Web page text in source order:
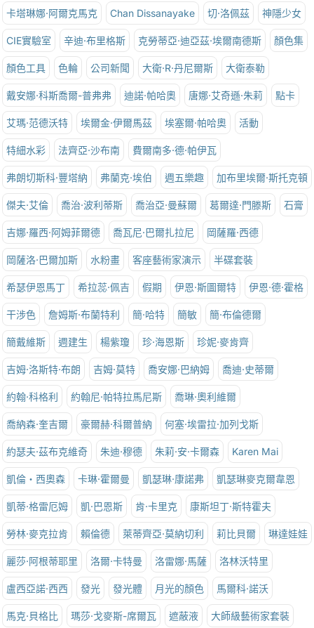
卡塔琳娜·阿爾克馬克 Chan Dissanayake 切·洛佩茲 神隱少女
CIE實驗室 辛迪·布里格斯 克勞蒂亞·迪亞茲·埃爾南德斯 顏色集
顏色工具 色輪 公司新聞 大衛·R·丹尼爾斯 大衛泰勒
戴安娜·科斯喬爾-普弗弗 迪諾·帕哈奧 唐娜·艾奇遜·朱莉 點卡
艾瑪·范德沃特 埃爾金·伊爾馬茲 埃塞爾·帕哈奧 活動
特細水彩 法齊亞·沙布南 費爾南多·德·帕伊瓦
弗朗切斯科·豐塔納 弗蘭克·埃伯 週五樂趣 加布里埃爾·斯托克頓
傑夫·艾倫 喬治·波利蒂斯 喬治亞·曼蘇爾 葛爾達·門滕斯 石膏
吉娜·羅西·阿姆菲爾德 喬瓦尼·巴爾扎拉尼 岡薩羅·西德
岡薩洛·巴爾加斯 水粉畫 客座藝術家演示 半碟套裝
希瑟伊恩馬丁 希拉蕊·佩吉 假期 伊恩·斯圖爾特 伊恩·德·霍格
干涉色 詹姆斯·布蘭特利 簡·哈特 簡敏 簡·布倫德爾
簡戴維斯 週建生 楊紫瓊 珍·海恩斯 珍妮·麥肯齊
吉姆·洛斯特·布朗 吉姆·莫特 喬安娜·巴納姆 喬迪·史蒂爾
約翰·科格利 約翰尼·帕特拉馬尼斯 喬琳·奧利維爾
喬納森·奎吉爾 豪爾赫·科爾普納 何塞·埃雷拉·加列戈斯
約瑟夫·茲布克維奇 朱迪·穆德 朱莉·安·卡爾森 Karen Mai
凱倫‧西奧森 卡琳·霍爾曼 凱瑟琳·康諾弗 凱瑟琳麥克爾韋恩
凱蒂·格雷厄姆 凱·巴恩斯 肯·卡里克 康斯坦丁·斯特霍夫
勞林·麥克拉肯 賴倫德 萊蒂齊亞·莫納切利 莉比貝爾 琳達娃娃
麗莎·阿根蒂耶里 洛爾·卡特曼 洛雷娜·馬薩 洛林沃特里
盧西亞諾·西西 發光 發光體 月光的顏色 馬爾科·諾沃
馬克·貝格比 瑪莎·戈麥斯-席爾瓦 遮蔽液 大師級藝術家套裝